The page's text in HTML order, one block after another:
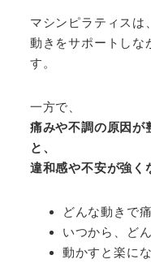
マシンピラティスは、
動きをサポートしな
す。
一方で、
痛みや不調の原因が
と、
違和感や不安が強く
どんな動きで
いつから、ど
動かすと楽に